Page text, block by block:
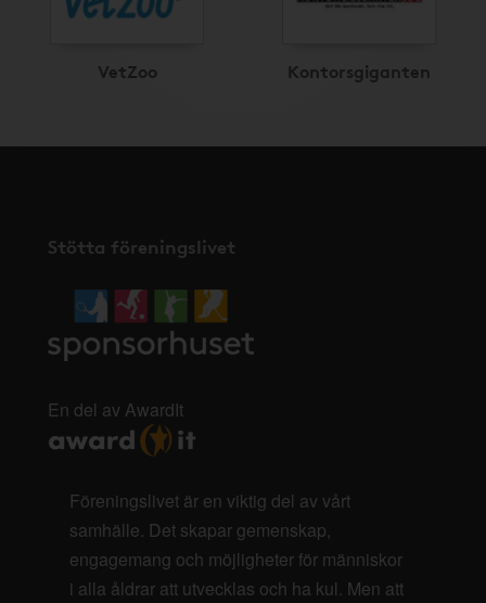
VetZoo Kontorsgiganten
Stötta föreningslivet
En del av AwardIt
Föreningslivet är en viktig del av vårt
samhälle. Det skapar gemenskap,
engagemang och möjligheter för människor
i alla åldrar att utvecklas och ha kul. Men att